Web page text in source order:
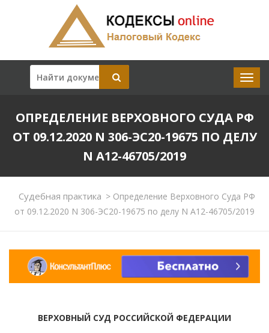
ОПРЕДЕЛЕНИЕ ВЕРХОВНОГО СУДА РФ
ОТ 09.12.2020 N 306-ЭС20-19675 ПО ДЕЛУ
N А12-46705/2019
Судебная практика >Определение Верховного Суда РФ
от 09.12.2020 N 306-ЭС20-19675 по делу N А12-46705/2019
ВЕРХОВНЫЙ СУД РОССИЙСКОЙ ФЕДЕРАЦИИ